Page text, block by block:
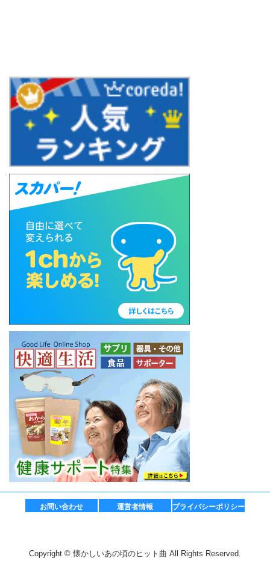
お問い合わせ 運営者情報 プライバシーポリシー
Copyright © 懐かしいあの頃のヒット曲 All Rights Reserved.